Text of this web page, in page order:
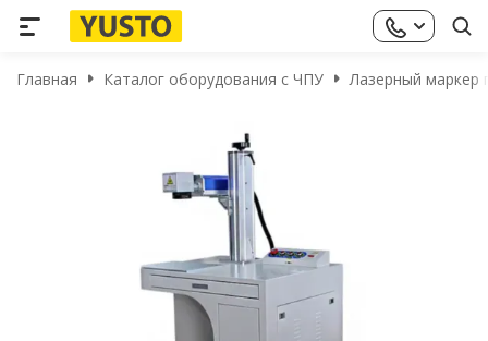
Главная Каталог оборудования с ЧПУ Лазерный маркер